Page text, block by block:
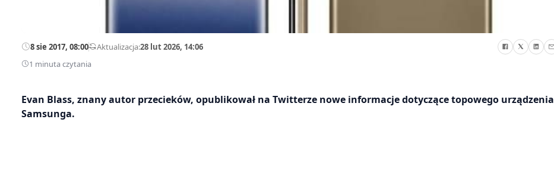
8 sie 2017, 08:00—Aktualizacja:28 lut 2026, 14:06
1 minuta czytania
Evan Blass, znany autor przecieków, opublikował na Twitterze nowe informacje dotyczące topowego urządzenia
Samsunga.